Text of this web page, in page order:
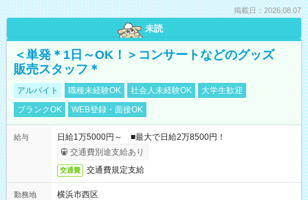
掲載日：2026.08.07
未読
＜単発＊1日～OK！＞コンサートなどのグッズ
販売スタッフ＊
アルバイト 職種未経験OK 社会人未経験OK
大学生歓迎
ブランクOK
WEB登録・面接OK
給与
日給1万5000円～ ■最大で日給2万8500円！
交通費別途支給あり
交通費 交通費規定支給
勤務地
横浜市西区